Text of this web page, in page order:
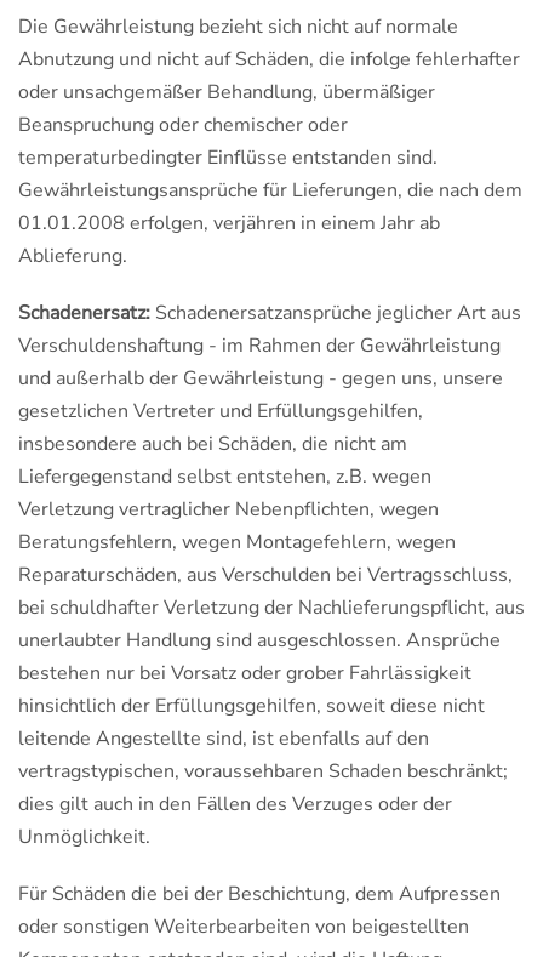
Die Gewährleistung bezieht sich nicht auf normale
Abnutzung und nicht auf Schäden, die infolge fehlerhafter
oder unsachgemäßer Behandlung, übermäßiger
Beanspruchung oder chemischer oder
temperaturbedingter Einflüsse entstanden sind.
Gewährleistungsansprüche für Lieferungen, die nach dem
01.01.2008 erfolgen, verjähren in einem Jahr ab
Ablieferung.
Schadenersatz: Schadenersatzansprüche jeglicher Art aus
Verschuldenshaftung - im Rahmen der Gewährleistung
und außerhalb der Gewährleistung - gegen uns, unsere
gesetzlichen Vertreter und Erfüllungsgehilfen,
insbesondere auch bei Schäden, die nicht am
Liefergegenstand selbst entstehen, z.B. wegen
Verletzung vertraglicher Nebenpflichten, wegen
Beratungsfehlern, wegen Montagefehlern, wegen
Reparaturschäden, aus Verschulden bei Vertragsschluss,
bei schuldhafter Verletzung der Nachlieferungspflicht, aus
unerlaubter Handlung sind ausgeschlossen. Ansprüche
bestehen nur bei Vorsatz oder grober Fahrlässigkeit
hinsichtlich der Erfüllungsgehilfen, soweit diese nicht
leitende Angestellte sind, ist ebenfalls auf den
vertragstypischen, voraussehbaren Schaden beschränkt;
dies gilt auch in den Fällen des Verzuges oder der
Unmöglichkeit.
Für Schäden die bei der Beschichtung, dem Aufpressen
oder sonstigen Weiterbearbeiten von beigestellten